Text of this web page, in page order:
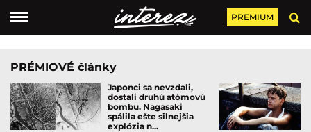
PREMIUM
PRÉMIOVÉ články
Japonci sa nevzdali,
dostali druhú atómovú
bombu. Nagasaki
spálila ešte silnejšia
explózia n...